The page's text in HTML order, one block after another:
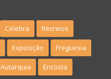
Celebra Recreios
Exposição Freguesia
Autarquia Encosta